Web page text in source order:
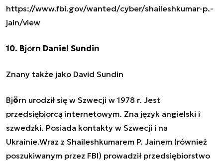
https://www.fbi.gov/wanted/cyber/shaileshkumar-p.-
jain/view
10. Björn Daniel Sundin
Znany także jako David Sundin
Björn urodził się w Szwecji w 1978 r. Jest
przedsiębiorcą internetowym. Zna język angielski i
szwedzki. Posiada kontakty w Szwecji i na
Ukrainie.Wraz z Shaileshkumarem P. Jainem (również
poszukiwanym przez FBI) prowadził przedsiębiorstwo